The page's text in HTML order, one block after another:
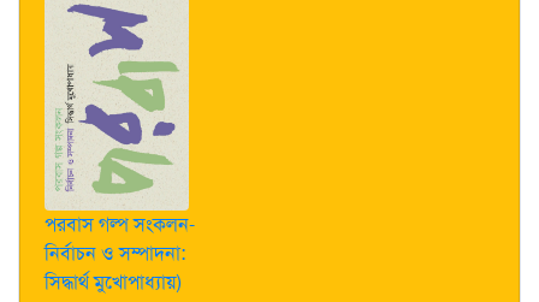
পরবাস গল্প সংকলন-
নির্বাচন ও সম্পাদনা:
সিদ্ধার্থ মুখোপাধ্যায়)